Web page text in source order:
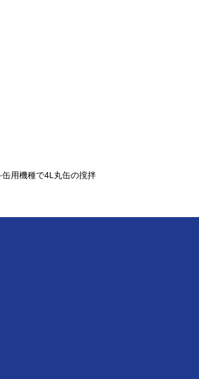
缶用機種で4L丸缶の撹拌